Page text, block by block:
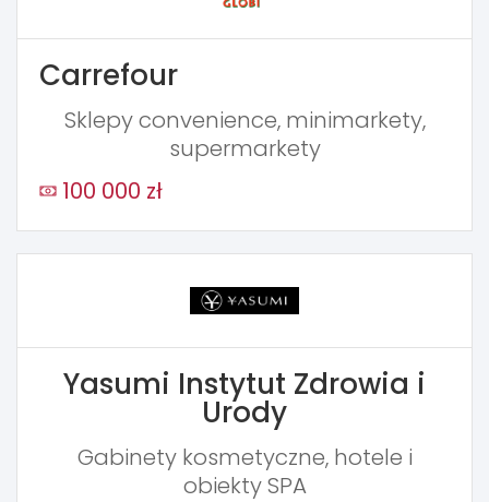
Carrefour
Sklepy convenience, minimarkety,
supermarkety
100 000 zł
Yasumi Instytut Zdrowia i
Urody
Gabinety kosmetyczne, hotele i
obiekty SPA